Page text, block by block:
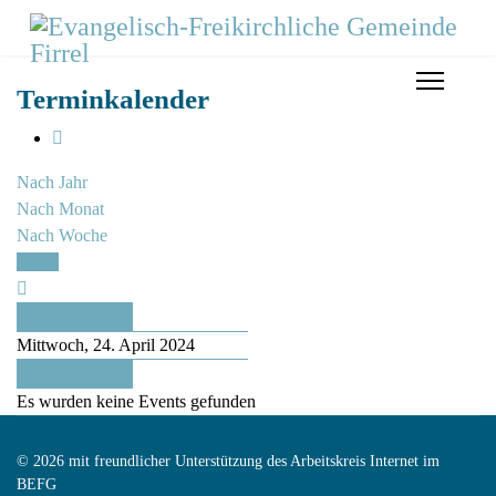
Terminkalender
Nach Jahr
Nach Monat
Nach Woche
Mittwoch, 24. April 2024
Es wurden keine Events gefunden
© 2026 mit freundlicher Unterstützung des Arbeitskreis Internet im
BEFG